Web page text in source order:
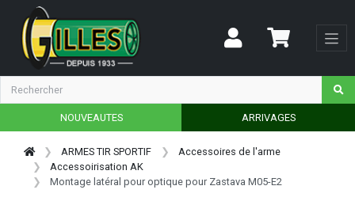
NOUVEAUTES ARRIVAGES
ARMES TIR SPORTIF
Accessoires de l'arme
Accessoirisation AK
Montage latéral pour optique pour Zastava M05-E2